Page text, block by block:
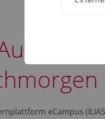
eCampus